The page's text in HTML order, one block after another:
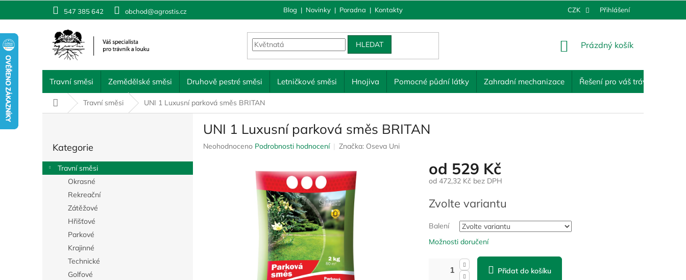
547 385 642 obchod@agrostis.cz Blog | Novinky | Poradna | Kontakty CZK Přihlášení
HLEDAT
NÁKUPNÍ
Prázdný košík
Travní směsi Zemědělské směsi Druhově pestré směsi Letničkové směsi Hnojiva Pomocné půdní látky Zahradní mechanizace Řešení pro váš trávník
Domů Travní směsi UNI 1 Luxusní parková směs BRITAN
r
a
kategorie
Kategorie
Travní směsi
Okrasné
Rekreační
Zátěžové
Hřišťové
Parkové
Krajinné
Technické
Golfové
UNI 1 Luxusní parková směs BRITAN
Průměrné
Neohodnoceno Podrobnosti hodnocení Značka: Oseva Uni
od 529 Kč
od 472,32 Kč bez DPH
cena:
Zvolte variantu
Balení
Možnosti doručení
Přidat do košíku